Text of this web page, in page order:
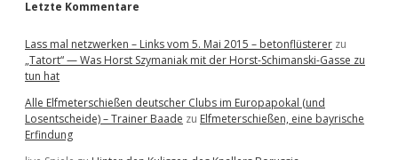
Letzte Kommentare
Lass mal netzwerken – Links vom 5. Mai 2015 – betonflüsterer zu
„Tatort“ — Was Horst Szymaniak mit der Horst-Schimanski-Gasse zu
tun hat
Alle Elfmeterschießen deutscher Clubs im Europapokal (und
Losentscheide) – Trainer Baade zu Elfmeterschießen, eine bayrische
Erfindung